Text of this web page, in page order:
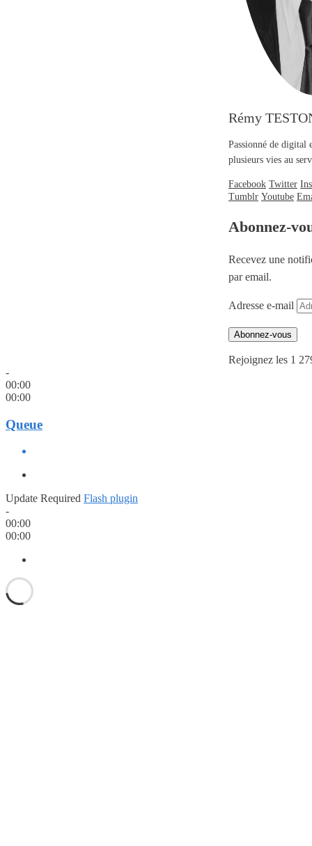
Rémy
Passionné de digital
plusieurs vies au
Facebook Twitter
Tumblr Youtube
Abonnez-
Recevez une
par email.
Adresse e-mail
Abonnez-vous
Rejoignez les 1
-
00:00
00:00
Queue
Update Required Flash plugin
-
00:00
00:00